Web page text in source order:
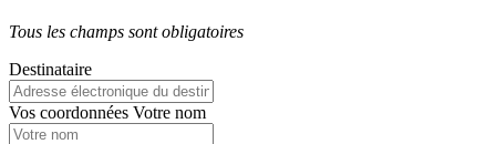
Tous les champs sont obligatoires
Destinataire
Vos coordonnées Votre nom